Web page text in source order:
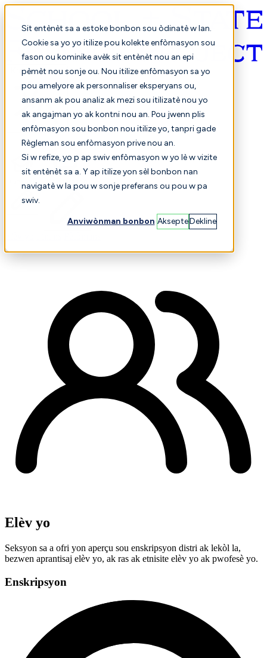
Sit entènèt sa a estoke bonbon sou òdinatè w lan.
Cookie sa yo yo itilize pou kolekte enfòmasyon sou
fason ou kominike avèk sit entènèt nou an epi
pèmèt nou sonje ou. Nou itilize enfòmasyon sa yo
pou amelyore ak personnaliser eksperyans ou,
ansanm ak pou analiz ak mezi sou itilizatè nou yo
ak angajman yo ak kontni nou an. Pou jwenn plis
enfòmasyon sou bonbon nou itilize yo, tanpri gade
Règleman sou enfòmasyon prive nou an.
Si w refize, yo p ap swiv enfòmasyon w yo lè w vizite
sit entènèt sa a. Y ap itilize yon sèl bonbon nan
navigatè w la pou w sonje preferans ou pou w pa
swiv.
Anviwònman bonbon AksepteDekline
Kreyòl ayisyen
Konparezon
Elèv yo
Seksyon sa a ofri yon aperçu sou enskripsyon distri ak lekòl la,
bezwen aprantisaj elèv yo, ak ras ak etnisite elèv yo ak pwofesè yo.
Enskripsyon